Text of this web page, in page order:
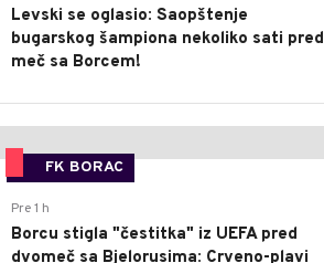
Levski se oglasio: Saopštenje
bugarskog šampiona nekoliko sati pred
meč sa Borcem!
FK BORAC
Pre 1 h
Borcu stigla "čestitka" iz UEFA pred
dvomeč sa Bjelorusima: Crveno-plavi